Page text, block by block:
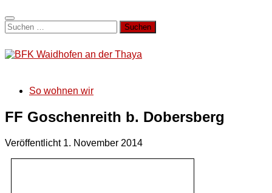
Suchen
nach:
So wohnen wir
FF Goschenreith b. Dobersberg
Veröffentlicht 1. November 2014